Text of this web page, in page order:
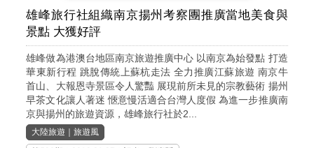
雄峰旅行社組織南京揚州考察團推廣當地美食與
景點 大獲好評
雄峰做為港澳台地區南京旅遊推廣中心 以南京為始發點 打造
華東新行程 跳脫傳統上蘇杭走法 全力推廣江蘇旅遊 南京牛
首山、大報恩寺景區令人驚豔 展現前所未見的宗教藝術 揚州
早茶文化讓人著迷 愜意慢活適合台灣人度假 為進一步推廣南
京與揚州的旅遊資源，雄峰旅行社於2...
大陸旅遊 ｜旅遊風